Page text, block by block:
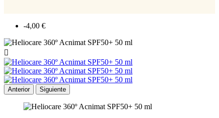
-4,00 €

Anterior Siguiente